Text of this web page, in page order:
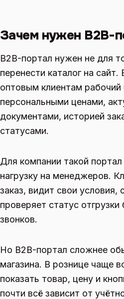
Зачем нужен B2B-
B2B-портал нужен не для
перенести каталог на сайт.
оптовым клиентам рабочий
персональными ценами,
документами, историей
статусами.
Для компании такой
нагрузку на менеджеров.
заказ, видит свои условия,
проверяет статус
звонков.
Но B2B-портал сложнее
магазина. В рознице чаще
показать товар, цену и
почти всё зависит от